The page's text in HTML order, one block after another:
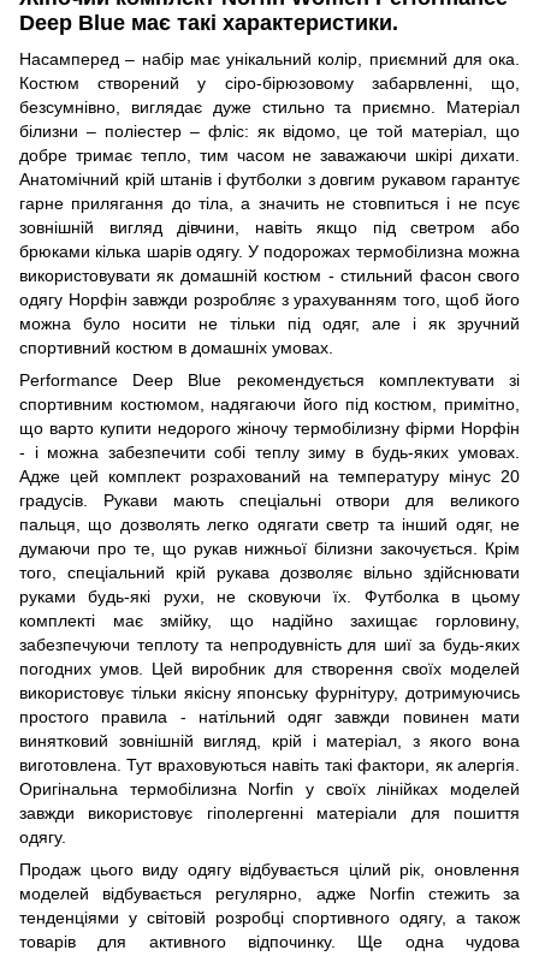
Deep Blue має такі характеристики.
Насамперед – набір має унікальний колір, приємний для ока.
Костюм створений у сіро-бірюзовому забарвленні, що,
безсумнівно, виглядає дуже стильно та приємно. Матеріал
білизни – поліестер – фліс: як відомо, це той матеріал, що
добре тримає тепло, тим часом не заважаючи шкірі дихати.
Анатомічний крій штанів і футболки з довгим рукавом гарантує
гарне прилягання до тіла, а значить не стовпиться і не псує
зовнішній вигляд дівчини, навіть якщо під светром або
брюками кілька шарів одягу. У подорожах термобілизна можна
використовувати як домашній костюм - стильний фасон свого
одягу Норфін завжди розробляє з урахуванням того, щоб його
можна було носити не тільки під одяг, але і як зручний
спортивний костюм в домашніх умовах.
Performance Deep Blue рекомендується комплектувати зі
спортивним костюмом, надягаючи його під костюм, примітно,
що варто купити недорого жіночу термобілизну фірми Норфін
- і можна забезпечити собі теплу зиму в будь-яких умовах.
Адже цей комплект розрахований на температуру мінус 20
градусів. Рукави мають спеціальні отвори для великого
пальця, що дозволять легко одягати светр та інший одяг, не
думаючи про те, що рукав нижньої білизни закочується. Крім
того, спеціальний крій рукава дозволяє вільно здійснювати
руками будь-які рухи, не сковуючи їх. Футболка в цьому
комплекті має змійку, що надійно захищає горловину,
забезпечуючи теплоту та непродувність для шиї за будь-яких
погодних умов. Цей виробник для створення своїх моделей
використовує тільки якісну японську фурнітуру, дотримуючись
простого правила - натільний одяг завжди повинен мати
винятковий зовнішній вигляд, крій і матеріал, з якого вона
виготовлена. Тут враховуються навіть такі фактори, як алергія.
Оригінальна термобілизна Norfin у своїх лінійках моделей
завжди використовує гіполергенні матеріали для пошиття
одягу.
Продаж цього виду одягу відбувається цілий рік, оновлення
моделей відбувається регулярно, адже Norfin стежить за
тенденціями у світовій розробці спортивного одягу, а також
товарів для активного відпочинку. Ще одна чудова